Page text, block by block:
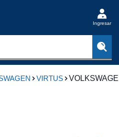
Ingresar
VIRTUS